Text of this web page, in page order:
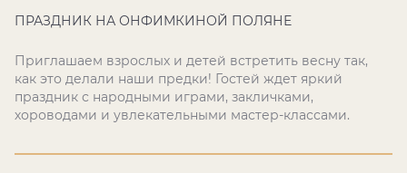
ПРАЗДНИК НА ОНФИМКИНОЙ ПОЛЯНЕ
Приглашаем взрослых и детей встретить весну так,
как это делали наши предки! Гостей ждет яркий
праздник с народными играми, закличками,
хороводами и увлекательными мастер-классами.